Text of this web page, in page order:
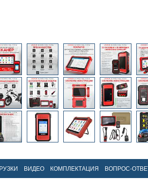
ВИДЕО КОМПЛЕКТАЦИЯ ВОПРОС-